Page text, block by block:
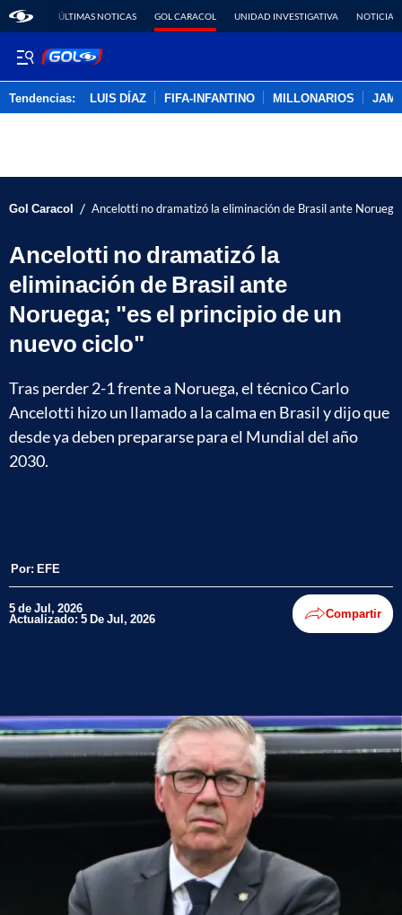
ÚLTIMAS NOTICAS GOL CARACOL UNIDAD INVESTIGATIVA NOTICIAS
Tendencias: LUIS DÍAZ FIFA-INFANTINO MILLONARIOS
Gol Caracol / Ancelotti no dramatizó la eliminación de Brasil ante
Ancelotti no dramatizó la
eliminación de Brasil ante
Noruega; "es el principio de un
nuevo ciclo"
Tras perder 2-1 frente a Noruega, el técnico Carlo
Ancelotti hizo un llamado a la calma en Brasil y dijo que
desde ya deben prepararse para el Mundial del año
2030.
Por: EFE
5 de Jul, 2026
Actualizado: 5 De Jul, 2026 Compartir